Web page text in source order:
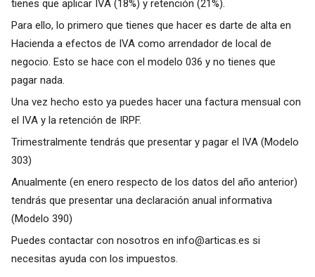
tienes que aplicar IVA (18%) y retención (21%).
Para ello, lo primero que tienes que hacer es darte de alta en
Hacienda a efectos de IVA como arrendador de local de
negocio. Esto se hace con el modelo 036 y no tienes que
pagar nada.
Una vez hecho esto ya puedes hacer una factura mensual con
el IVA y la retención de IRPF.
Trimestralmente tendrás que presentar y pagar el IVA (Modelo
303)
Anualmente (en enero respecto de los datos del año anterior)
tendrás que presentar una declaración anual informativa
(Modelo 390)
Puedes contactar con nosotros en info@articas.es si
necesitas ayuda con los impuestos.